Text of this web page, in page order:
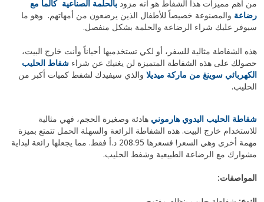
من أهم مميزات هذا الشفاط هو أنه مزود بالحلمة الصناعية كالما مع
رضاعة والمصنوعة خصيصاً للأطفال الذين يرضعون من أمهاتهم. وهو ما
سيوفر عليك شراء الرضاعة والحلمة بشكل منفصل.
هذه الشفاطة مثالية للسفر، أو لكي تستخدميها أحياناً وأنت خارج البيت،
حصولك على هذه الشفاطة المتميزة لن يغنيك عن شراء شفاط الحليب
الكهربائي سوينغ من ماركة ميديلا والذي سيفيدك لشفط كميات أكبر من
الحليب.
شفاطة الحليب اليدوي هارموني هادئة وصغيرة الحجم، فهي مثالية
للاستخدام خارج البيت. هذه الشفاطة الرائعة والسهلة الحمل تتمتع بميزة
مهمة أخرى وهي السعر! فسعرها 208.95 د.أ فقط. مما يجعلها رائعة لبداية
مشوارك مع الرضاعة الطبيعية وشفط الحليب.
المواصفات: